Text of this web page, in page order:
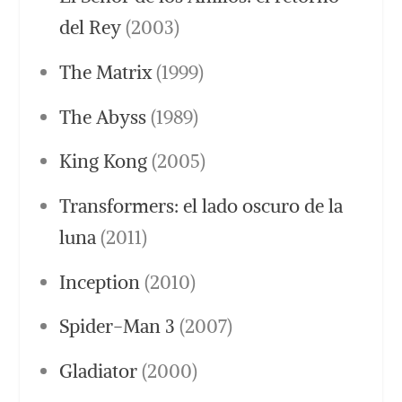
del Rey(2003)
The Matrix(1999)
The Abyss(1989)
King Kong(2005)
Transformers: el lado oscuro de la
luna(2011)
Inception(2010)
Spider-Man 3 (2007)
Gladiator(2000)